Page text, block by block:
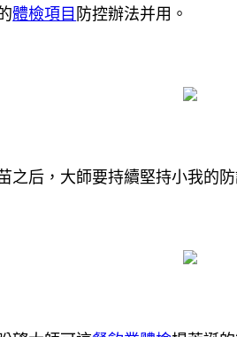
體檢項目 防控辦法并用。
之后，大師要持續堅持小我的